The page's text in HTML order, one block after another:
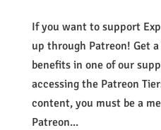
If you want to support
up through Patreon! Get
benefits in one of our
accessing the Patreon
content, you must be a
Patreon...